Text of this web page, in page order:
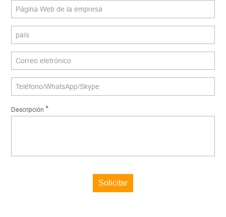
Descripción *
Solicitar